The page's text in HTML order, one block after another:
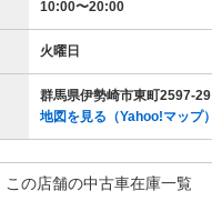
10:00〜20:00
火曜日
群馬県伊勢崎市東町2597-29
地図を見る（Yahoo!マップ）
この店舗の中古車在庫一覧